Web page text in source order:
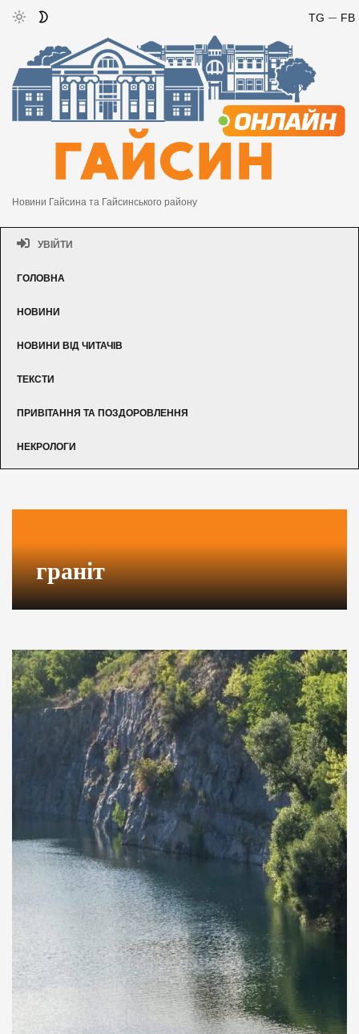
FB
TG
Новини Гайсина та Гайсинського району
УВІЙТИ
ГОЛОВНА
НОВИНИ
НОВИНИ ВІД ЧИТАЧІВ
ТЕКСТИ
ПРИВІТАННЯ ТА ПОЗДОРОВЛЕННЯ
НЕКРОЛОГИ
граніт